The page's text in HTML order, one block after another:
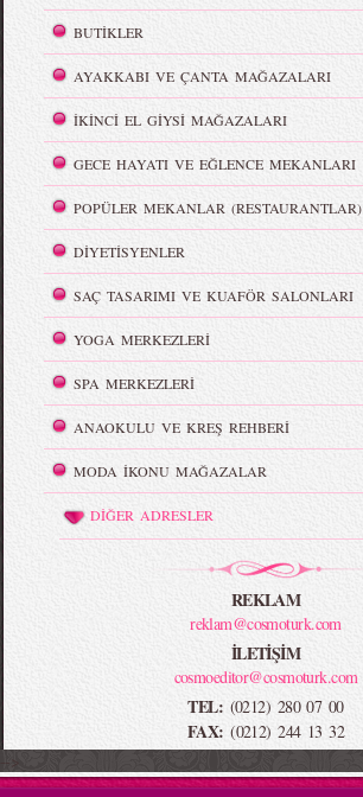
BUTİKLER
AYAKKABI VE ÇANTA MAĞAZALARI
İKİNCİ EL GİYSİ MAĞAZALARI
GECE HAYATI VE EĞLENCE MEKANLARI
POPÜLER MEKANLAR (RESTAURANTLAR)
DİYETİSYENLER
SAÇ TASARIMI VE KUAFÖR SALONLARI
YOGA MERKEZLERİ
SPA MERKEZLERİ
ANAOKULU VE KREŞ REHBERİ
MODA İKONU MAĞAZALAR
DİĞER ADRESLER
REKLAM
reklam@cosmoturk.com
İLETİŞİM
cosmoeditor@cosmoturk.com
TEL: (0212) 280 07 00
FAX: (0212) 244 13 32
-->